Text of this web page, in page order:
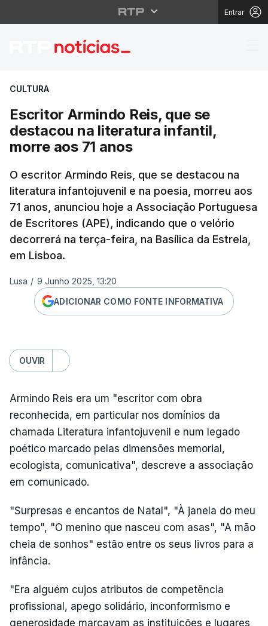
Entrar
Escritor Armindo
CULTURA
Escritor Armindo Reis, que se
destacou na literatura infantil,
morre aos 71 anos
O escritor Armindo Reis, que se destacou na
literatura infantojuvenil e na poesia, morreu aos
71 anos, anunciou hoje a Associação Portuguesa
de Escritores (APE), indicando que o velório
decorrerá na terça-feira, na Basílica da Estrela,
em Lisboa.
Lusa / 9 Junho 2025, 13:20
ADICIONAR COMO FONTE INFORMATIVA
OUVIR
Armindo Reis era um "escritor com obra
reconhecida, em particular nos domínios da
chamada Literatura infantojuvenil e num legado
poético marcado pelas dimensões memorial,
ecologista, comunicativa", descreve a associação
em comunicado.
"Surpresas e encantos de Natal", "À janela do meu
tempo", "O menino que nasceu com asas", "A mão
cheia de sonhos" estão entre os seus livros para a
infância.
"Era alguém cujos atributos de competência
profissional, apego solidário, inconformismo e
generosidade marcavam as instituições e lugares